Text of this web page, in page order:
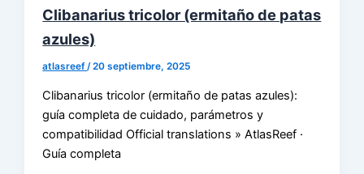
Clibanarius tricolor (ermitaño de patas
azules)
atlasreef/20 septiembre, 2025
Clibanarius tricolor (ermitaño de patas azules):
guía completa de cuidado, parámetros y
compatibilidad Official translations » AtlasReef ·
Guía completa